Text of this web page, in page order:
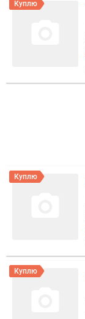
Куплю
Куплю
Куплю